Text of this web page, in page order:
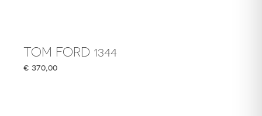
TOM FORD 1344
€ 370,00